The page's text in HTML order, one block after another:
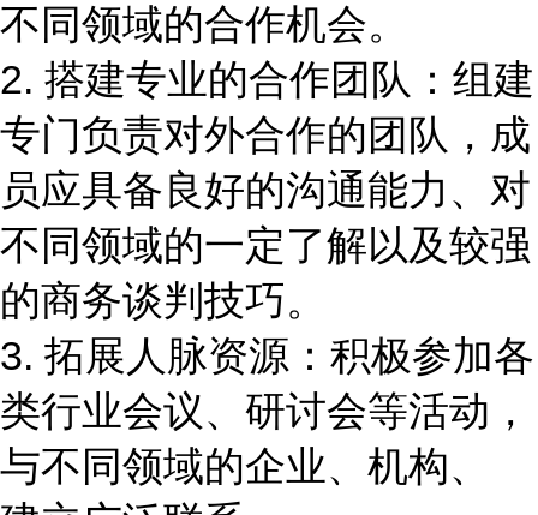
不同领域的合作机会。
2. 搭建专业的合作团队：组建
专门负责对外合作的团队，成
员应具备良好的沟通能力、对
不同领域的一定了解以及较强
的商务谈判技巧。
3. 拓展人脉资源：积极参加各
类行业会议、研讨会等活动，
与不同领域的企业、机构、